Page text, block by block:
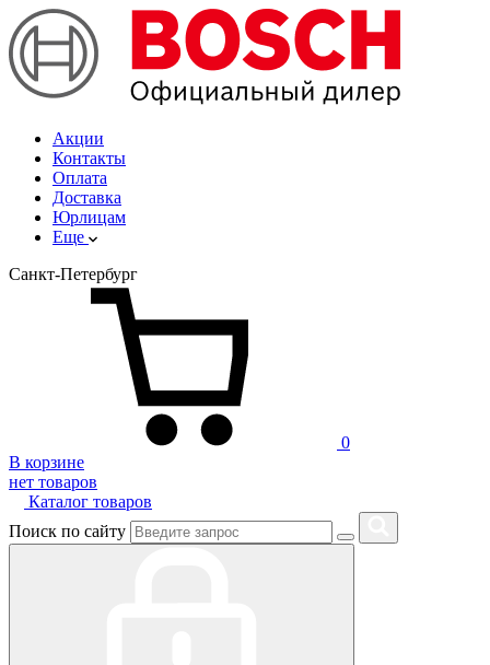
Акции
Контакты
Оплата
Доставка
Юрлицам
Еще
Санкт-Петербург
0
В корзине
нет товаров
Каталог товаров
Поиск по сайту